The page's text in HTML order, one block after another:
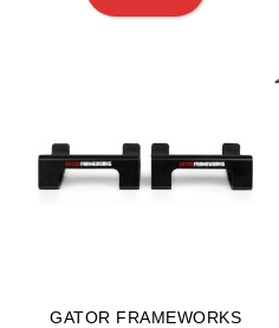
GATOR FRAMEWORKS